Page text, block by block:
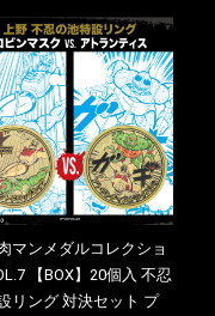
受注分】2026/10/30 一
予定
マンメダルコレクショ
【BOX】20個入 不忍
リング 対決セット プ